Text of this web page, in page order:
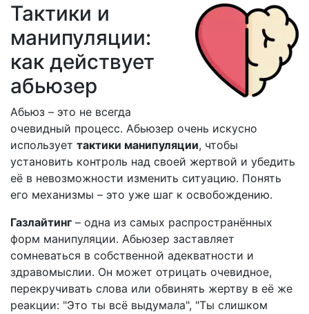
Тактики и
манипуляции:
как действует
абьюзер
Абьюз – это не всегда
очевидный процесс. Абьюзер очень искусно
использует тактики манипуляции, чтобы
установить контроль над своей жертвой и убедить
её в невозможности изменить ситуацию. Понять
его механизмы – это уже шаг к освобождению.
Газлайтинг – одна из самых распространённых
форм манипуляции. Абьюзер заставляет
сомневаться в собственной адекватности и
здравомыслии. Он может отрицать очевидное,
перекручивать слова или обвинять жертву в её же
реакции: "Это ты всё выдумала", "Ты слишком